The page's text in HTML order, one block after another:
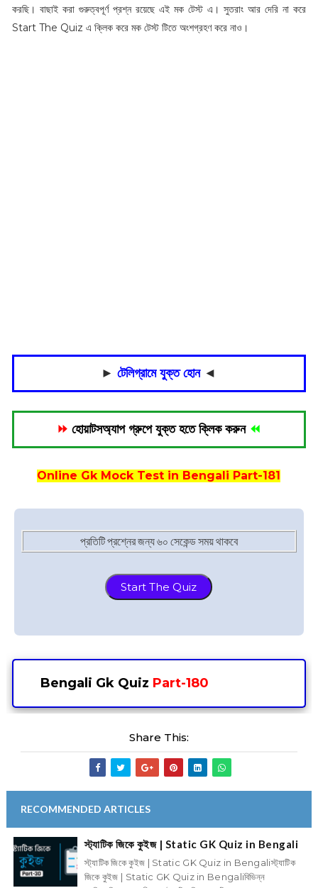
করছি। বাছাই করা গুরুত্বপূর্ণ প্রশ্ন রয়েছে এই মক টেস্ট এ। সুতরাং আর দেরি না করে
Start The Quiz এ ক্লিক করে মক টেস্ট টিতে অংশগ্রহণ করে নাও।
►টেলিগ্রামে যুক্ত হোন◄
⏩হোয়াটসঅ্যাপ গ্রুপে যুক্ত হতে ক্লিক করুন ⏪
Online Gk Mock Test in Bengali Part-181
প্রতিটি প্রশ্নের জন্য ৬০ সেকেন্ড সময় থাকবে
Start The Quiz
Bengali Gk Quiz Part-180
Share This:
RECOMMENDED ARTICLES
স্ট্যাটিক জিকে কুইজ | Static GK Quiz in Bengali
স্ট্যাটিক জিকে কুইজ | Static GK Quiz in Bengaliস্ট্যাটিক
জিকে কুইজ | Static GK Quiz in Bengaliবিভিন্ন